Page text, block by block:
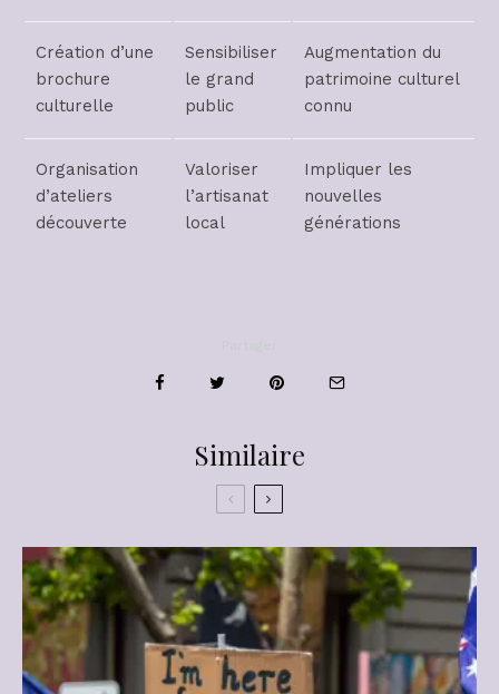
Création d’une
brochure
culturelle
Sensibiliser
le grand
public
Augmentation du
patrimoine culturel
connu
Organisation
d’ateliers
découverte
Valoriser
l’artisanat
local
Impliquer les
nouvelles
générations
Similaire